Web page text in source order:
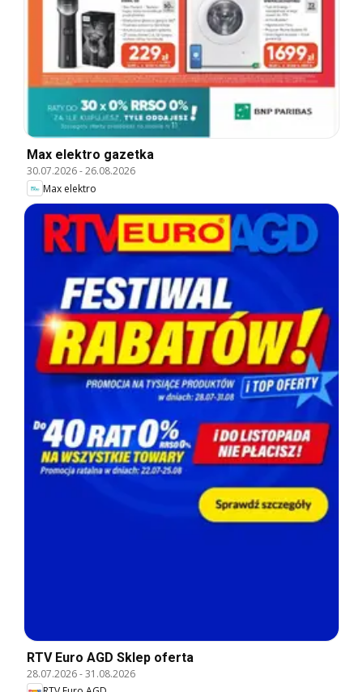
Max elektro gazetka
30.07.2026-26.08.2026
Max elektro
RTV Euro AGD Sklep oferta
28.07.2026-31.08.2026